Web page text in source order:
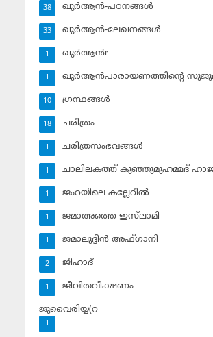
ഖുര്‍ആന്‍-പഠനങ്ങള്‍
38
ഖുര്‍ആന്‍-ലേഖനങ്ങള്‍
33
ഖുര്‍ആന്‍r
1
ഖുര്‍ആന്‍പാരായണത്തിന്റെ
1
ഗ്രന്ഥങ്ങള്‍
10
ചരിത്രം
18
ചരിത്രസംഭവങ്ങള്‍
1
ചാലിലകത്ത് കുഞ്ഞുമുഹമ്മദ്
1
ജംറയിലെ കല്ലേറില്‍
1
ജമാഅത്തെ ഇസ്‌ലാമി
1
ജമാലുദ്ദീന്‍ അഫ്ഗാനി
1
ജിഹാദ്‌
2
ജീവിതവീക്ഷണം
1
ജുവൈരിയ്യ(റ
1